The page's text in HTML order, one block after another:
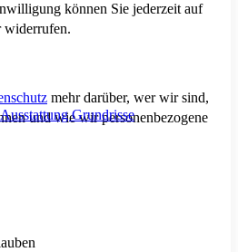
AusstattungGrundrisse
können Sie jederzeit auf
widerrufen.
mehr darüber, wer wir sind,
und wie wir personenbezogene